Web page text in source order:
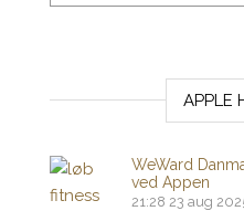
APPLE
WeWard
ved Appen
21:28 23 aug